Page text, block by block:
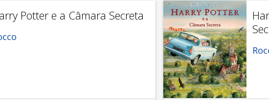
Potter e a Câmara Secreta